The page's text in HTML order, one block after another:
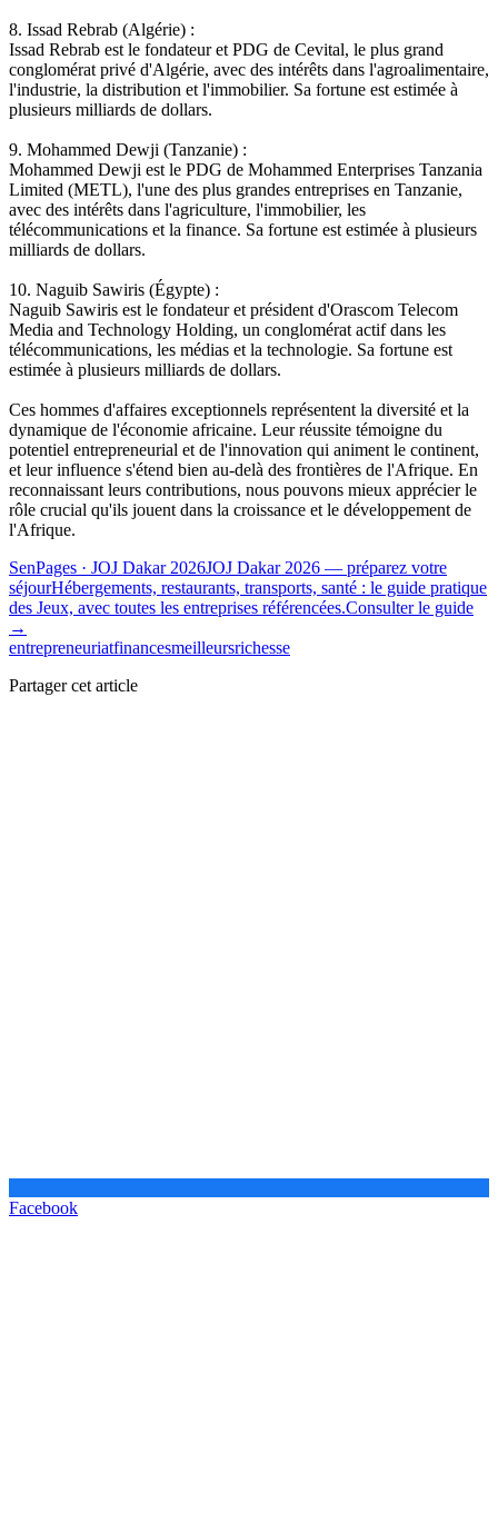
8. Issad Rebrab (Algérie) :
Issad Rebrab est le fondateur et PDG de Cevital, le plus grand
conglomérat privé d'Algérie, avec des intérêts dans l'agroalimentaire,
l'industrie, la distribution et l'immobilier. Sa fortune est estimée à
plusieurs milliards de dollars.
9. Mohammed Dewji (Tanzanie) :
Mohammed Dewji est le PDG de Mohammed Enterprises Tanzania
Limited (METL), l'une des plus grandes entreprises en Tanzanie,
avec des intérêts dans l'agriculture, l'immobilier, les
télécommunications et la finance. Sa fortune est estimée à plusieurs
milliards de dollars.
10. Naguib Sawiris (Égypte) :
Naguib Sawiris est le fondateur et président d'Orascom Telecom
Media and Technology Holding, un conglomérat actif dans les
télécommunications, les médias et la technologie. Sa fortune est
estimée à plusieurs milliards de dollars.
Ces hommes d'affaires exceptionnels représentent la diversité et la
dynamique de l'économie africaine. Leur réussite témoigne du
potentiel entrepreneurial et de l'innovation qui animent le continent,
et leur influence s'étend bien au-delà des frontières de l'Afrique. En
reconnaissant leurs contributions, nous pouvons mieux apprécier le
rôle crucial qu'ils jouent dans la croissance et le développement de
l'Afrique.
SenPages · JOJ Dakar 2026JOJ Dakar 2026 — préparez votre
séjourHébergements, restaurants, transports, santé : le guide pratique
des Jeux, avec toutes les entreprises référencées.Consulter le guide
→
entrepreneuriatfinancesmeilleursrichesse
Partager cet article
Facebook